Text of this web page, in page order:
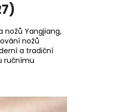
nožů Yangjiang,
nožů
a tradiční
ručnímu